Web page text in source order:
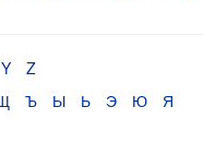
Y
Z
Ъ Ы Ь Э Ю Я